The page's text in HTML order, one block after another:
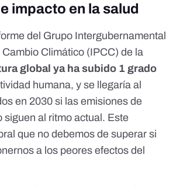
impacto en la salud
del Grupo Intergubernamental
Climático (IPCC) de la
global ya ha subido 1 grado
humana, y se llegaría al
en 2030 si las emisiones de
siguen al ritmo actual. Este
que no debemos de superar si
a los peores efectos del